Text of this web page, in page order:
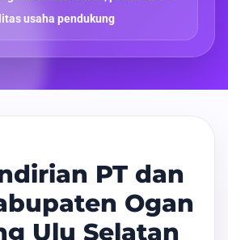
usaha pendukung
PT dan
Ogan
Ulu Selatan